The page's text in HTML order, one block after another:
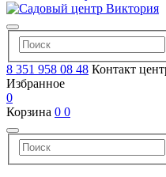
8 351 958 08 48 Контакт
Избранное
0
Корзина 0 0